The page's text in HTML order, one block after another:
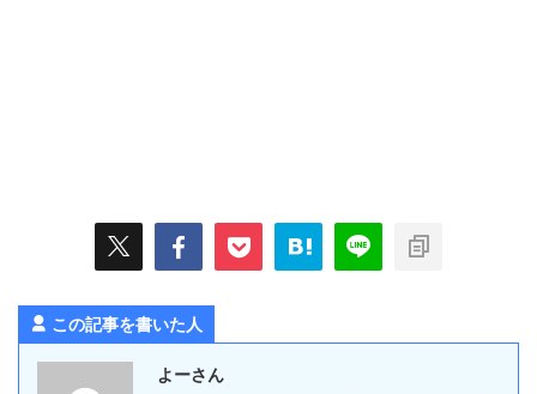
この記事を書いた人
よーさん